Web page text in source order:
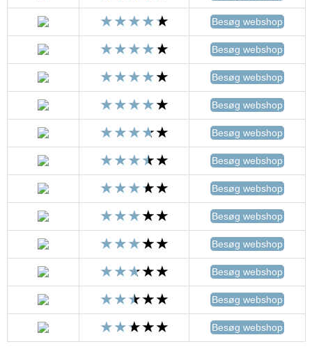
Besøg webshop
Besøg webshop
Besøg webshop
Besøg webshop
Besøg webshop
Besøg webshop
Besøg webshop
Besøg webshop
Besøg webshop
Besøg webshop
Besøg webshop
Besøg webshop